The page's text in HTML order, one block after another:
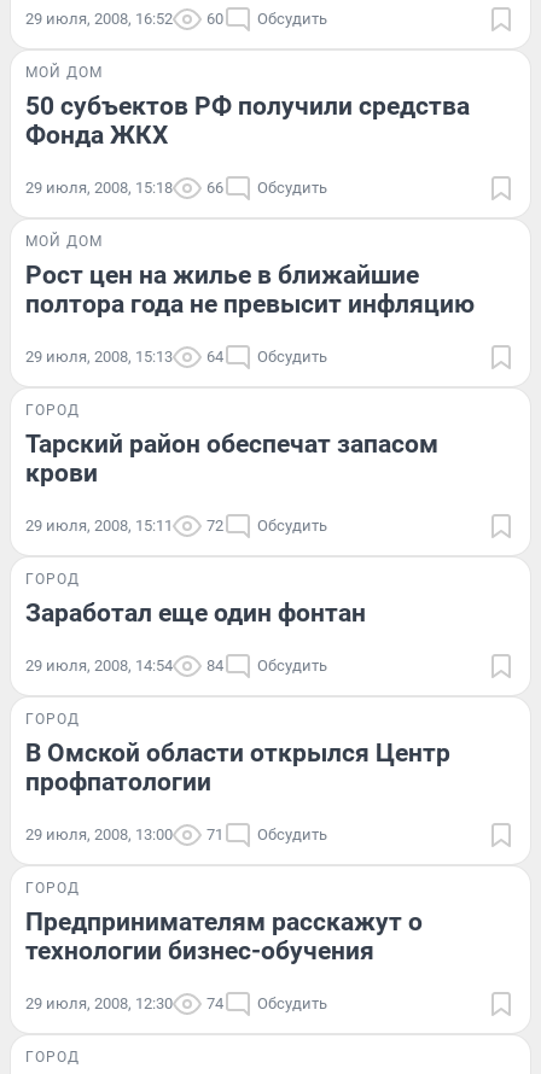
29 июля, 2008, 16:52 60 Обсудить
МОЙ ДОМ
50 субъектов РФ получили средства
Фонда ЖКХ
29 июля, 2008, 15:18 66 Обсудить
МОЙ ДОМ
Рост цен на жилье в ближайшие
полтора года не превысит инфляцию
29 июля, 2008, 15:13 64 Обсудить
ГОРОД
Тарский район обеспечат запасом
крови
29 июля, 2008, 15:11 72 Обсудить
ГОРОД
Заработал еще один фонтан
29 июля, 2008, 14:54 84 Обсудить
ГОРОД
В Омской области открылся Центр
профпатологии
29 июля, 2008, 13:00 71 Обсудить
ГОРОД
Предпринимателям расскажут о
технологии бизнес-обучения
29 июля, 2008, 12:30 74 Обсудить
ГОРОД